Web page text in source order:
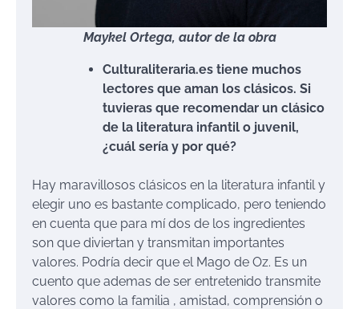
Maykel Ortega, autor de la obra
Culturaliteraria.es tiene muchos
lectores que aman los clásicos. Si
tuvieras que recomendar un clásico
de la literatura infantil o juvenil,
¿cuál sería y por qué?
Hay maravillosos clásicos en la literatura infantil y
elegir uno es bastante complicado, pero teniendo
en cuenta que para mí dos de los ingredientes
son que diviertan y transmitan importantes
valores. Podría decir que el Mago de Oz. Es un
cuento que ademas de ser entretenido transmite
valores como la familia , amistad, comprensión o